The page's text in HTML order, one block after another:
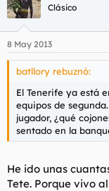
Clásico
8 May 2013
batllory rebuznó:
El Tenerife ya está
equipos de
jugador, ¿qué
sentado en la
He ido unas
Tete. Porque vivo